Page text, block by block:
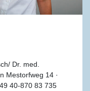
Dr. med.
Mestorfweg 14 ·
40-870 83 735